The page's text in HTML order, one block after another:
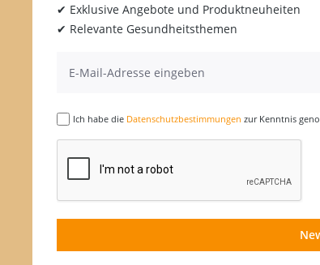
✔ Exklusive Angebote und Produktneuheiten
✔ Relevante Gesundheitsthemen
Ich habe die Datenschutzbestimmungen zur Kenntnis